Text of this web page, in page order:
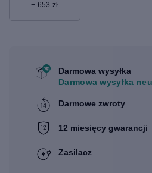
+ 653 zł
Darmowa wysyłka
Darmowa wysyłka
Darmowe zwroty
12 miesięcy gwarancji
Zasilacz